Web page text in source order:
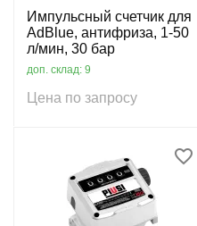
Импульсный счетчик для
AdBlue, антифриза, 1-50
л/мин, 30 бар
доп. склад: 9
Цена по запросу